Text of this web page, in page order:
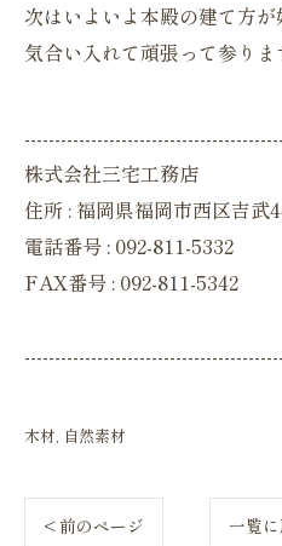
次はいよいよ本殿の建て方が
気合い入れて頑張って参り
株式会社三宅工務店
住所 : 福岡県福岡市西区吉武
電話番号 : 092-811-5332
FAX番号 : 092-811-5342
木材 自然素材
< 前のページ 一覧